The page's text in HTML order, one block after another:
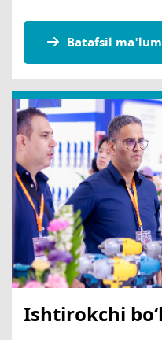
Batafsil
Ishtirokchi